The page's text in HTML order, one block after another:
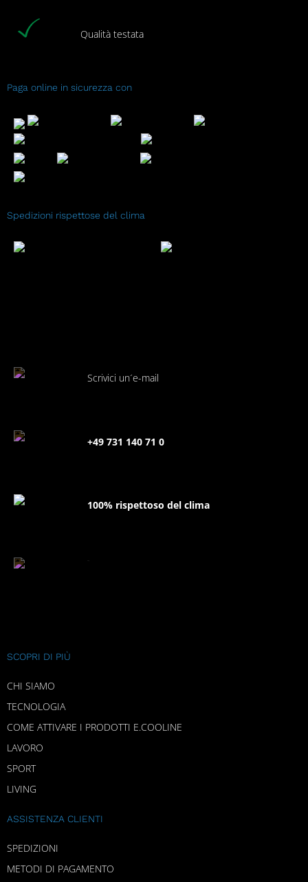
Qualità testata
Paga online in sicurezza con
Spedizioni rispettose del clima
Scrivici un´e-mail
+49 731 140 71 0
100% rispettoso del clima
SCOPRI DI PIÙ
CHI SIAMO
TECNOLOGIA
COME ATTIVARE I PRODOTTI E.COOLINE
LAVORO
SPORT
LIVING
ASSISTENZA CLIENTI
SPEDIZIONI
METODI DI PAGAMENTO